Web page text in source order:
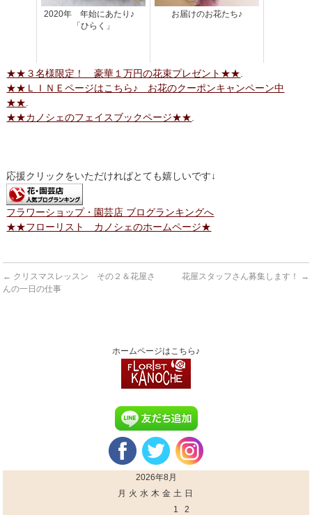
2020年 年始にあたり♪
「ひらく」
お届けのお花たち♪
★★３名様限定！ 豪華１万円の花束プレゼント★★
★★ＬＩＮＥページはこちら♪ お花のクーポンキャンペーン中
★★
★★カノシェのフェイスブックページ★★
応援クリックをいただければとても嬉しいです↓
フラワーショップ・園芸店 ブログランキングへ
★★フローリスト カノシェのホームページ★
← クリスマスレッスン その２＆花屋さ
んの一日の仕事
花屋スタッフさん募集します！ →
ホームページはこちら♪
2026年8月
月 火 水 木 金 土 日
1
2